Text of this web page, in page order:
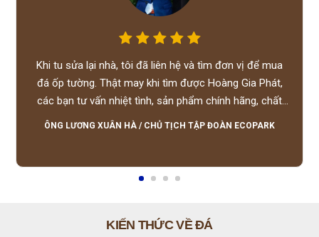
Khi tu sửa lại nhà, tôi đã liên hệ và tìm đơn vị để mua
đá ốp tường. Thật may khi tìm được Hoàng Gia Phát,
các bạn tư vấn nhiệt tình, sản phẩm chính hãng, chất
lượng tốt, giá hợp lý, hỗ trợ tận tình.
ÔNG LƯƠNG XUÂN HÀ / CHỦ TỊCH TẬP ĐOÀN ECOPARK
KIẾN THỨC VỀ ĐÁ